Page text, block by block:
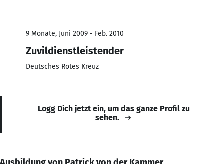
9 Monate, Juni 2009 - Feb. 2010
Zuvildienstleistender
Deutsches Rotes Kreuz
Logg Dich jetzt ein, um das ganze Profil zu
sehen.